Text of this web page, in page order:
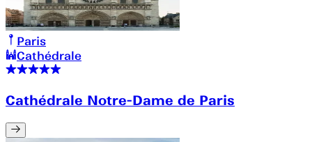
Paris
Cathédrale
Cathédrale Notre-Dame de Paris